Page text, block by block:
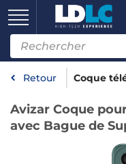
Retour Coque
Avizar Coque
avec Bague de